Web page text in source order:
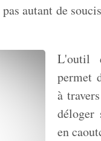
autant de
L'outil
permet
à
déloger
en